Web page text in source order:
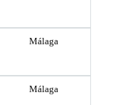
Málaga
Málaga